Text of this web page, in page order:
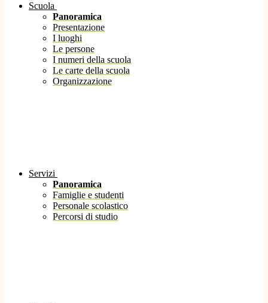
Scuola
Panoramica
Presentazione
I luoghi
Le persone
I numeri della scuola
Le carte della scuola
Organizzazione
Servizi
Panoramica
Famiglie e studenti
Personale scolastico
Percorsi di studio